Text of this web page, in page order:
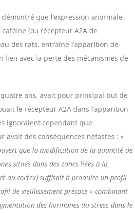
que l’expression anormale
(ou récepteur A2A de
des rats, entraîne l’apparition de
lien avec la perte des mécanismes de
quatre ans, avait pour principal but de
le récepteur A2A dans l’apparition
ignoraient cependant que
avait des conséquences néfastes : «
que la modification de la quantité de
situés dans des zones liées à la
du cortex) suffisait à produire un profil
de vieillissement précoce » combinant
des hormones du stress dans le